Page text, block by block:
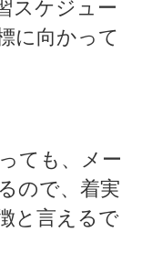
スケジュー
に向かって
ても、メー
ので、着実
と言えるで